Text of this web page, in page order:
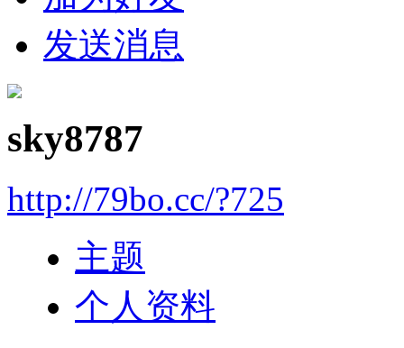
发送消息
sky8787
http://79bo.cc/?725
主题
个人资料